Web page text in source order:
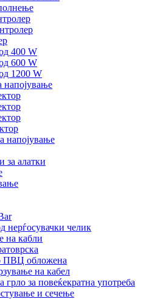
400 W
600 W
1200 W
напојување
напојување
за алатки
нерѓосувачки челик
на кабли
ПВЦ обложена
на кабел
грло за повеќекратна употреба
и сечење